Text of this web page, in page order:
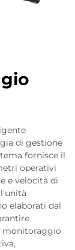
di gestione
fornisce il
operativi
e velocità di
elaborati dal
monitoraggio